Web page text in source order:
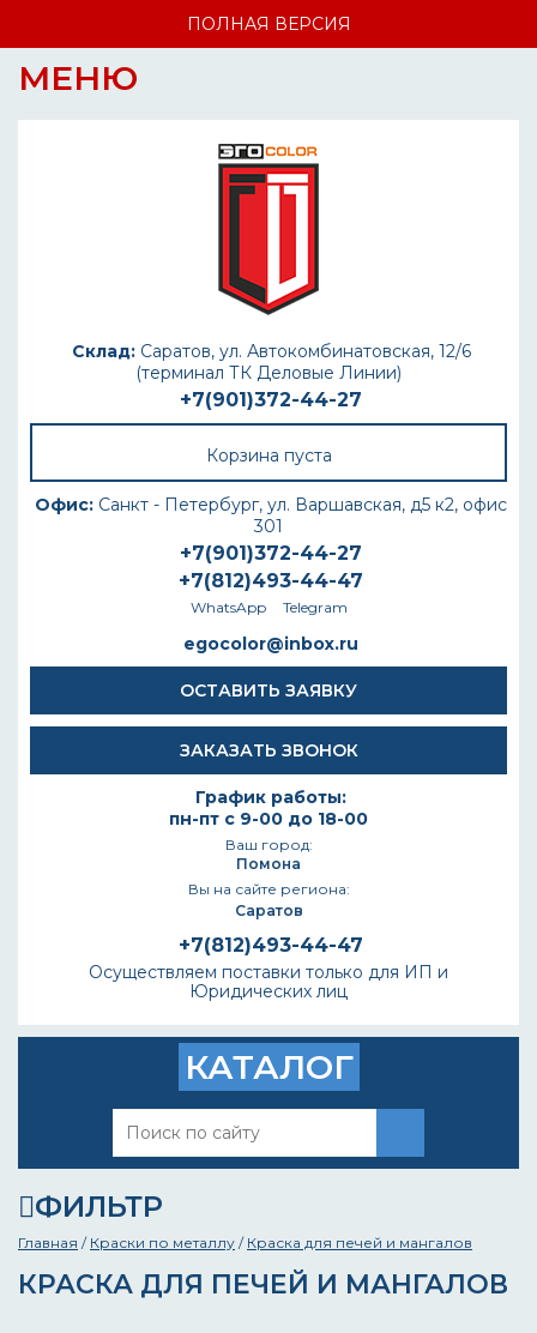
ПОЛНАЯ ВЕРСИЯ
МЕНЮ
Склад:Саратов, ул. Автокомбинатовская, 12/6
(терминал ТК Деловые Линии)
+7(901)372-44-27
Корзина пуста
Офис: Санкт - Петербург, ул. Варшавская, д5 к2, офис
301
+7(901)372-44-27
+7(812)493-44-47
WhatsApp Telegram
egocolor@inbox.ru
ОСТАВИТЬ ЗАЯВКУ
ЗАКАЗАТЬ ЗВОНОК
График работы:
пн-пт с 9-00 до 18-00
Ваш город:
Помона
Вы на сайте региона:
Саратов
+7(812)493-44-47
Осуществляем поставки только для ИП и
Юридических лиц
КАТАЛОГ
ФИЛЬТР
Главная / Краски по металлу / Краска для печей и мангалов
КРАСКА ДЛЯ ПЕЧЕЙ И МАНГАЛОВ